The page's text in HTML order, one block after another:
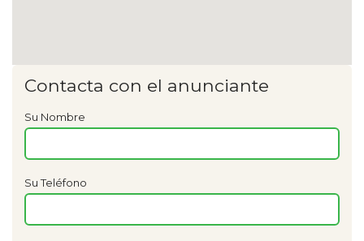
Contacta con el anunciante
Su Nombre
Su Teléfono